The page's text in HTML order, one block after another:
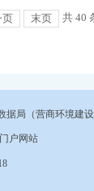
页 末页 共 40
局（营商环境建设
户网站